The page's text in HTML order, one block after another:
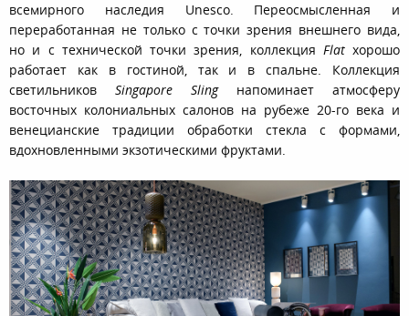
всемирного наследия Unesco. Переосмысленная и
переработанная не только с точки зрения внешнего вида,
но и с технической точки зрения, коллекция Flat хорошо
работает как в гостиной, так и в спальне. Коллекция
светильников Singapore Sling напоминает атмосферу
восточных колониальных салонов на рубеже 20-го века и
венецианские традиции обработки стекла с формами,
вдохновленными экзотическими фруктами.